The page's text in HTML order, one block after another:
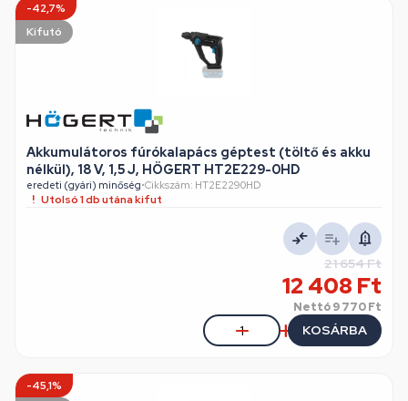
-42,7%
Kifutó
Akkumulátoros fúrókalapács géptest (töltő és akku
nélkül), 18 V, 1,5 J, HÖGERT HT2E229-0HD
eredeti (gyári) minőség•Cikkszám: HT2E2290HD
Utolsó 1 db utána kifut
21 654 Ft
12 408 Ft
Nettó9 770 Ft
KOSÁRBA
-45,1%